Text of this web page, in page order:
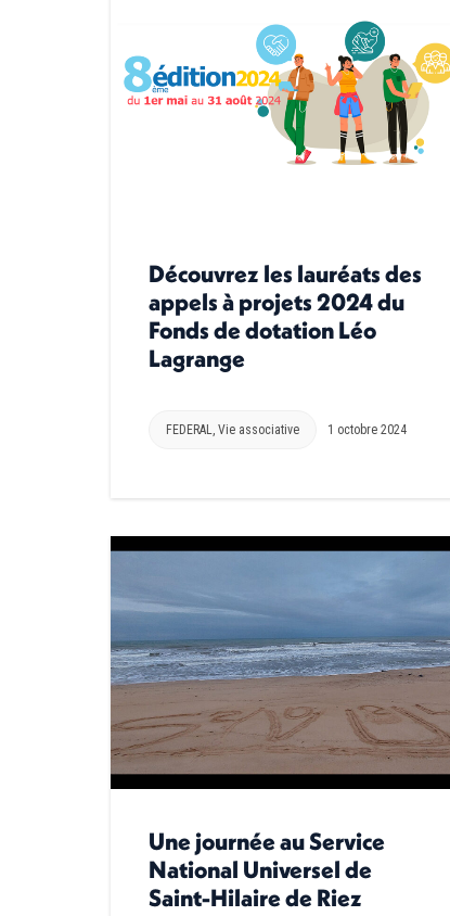
Découvrez les lauréats des
appels à projets 2024 du
Fonds de dotation Léo
Lagrange
FEDERAL Vie associative 1 octobre 2024
Une journée au Service
National Universel de
Saint-Hilaire de Riez